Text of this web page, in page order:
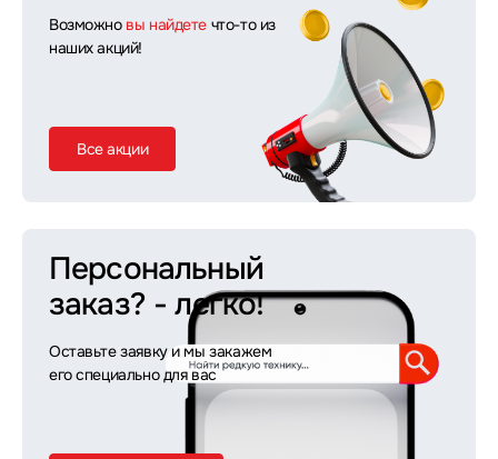
Возможно вы найдете что-то из
наших акций!
Все акции
Персональный
заказ? - легко!
Оставьте заявку и мы закажем
его специально для вас